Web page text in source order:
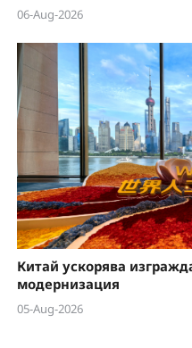
06-Aug-2026
Китай ускорява
модернизация
05-Aug-2026